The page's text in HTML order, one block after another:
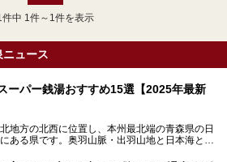
件中 1件～1件を表示
ュース
ーパー銭湯おすすめ15選【2025年最新
地方の北西に位置し、本州最北端の青森県の日
ある県です。奥羽山脈・出羽山地と日本海とい